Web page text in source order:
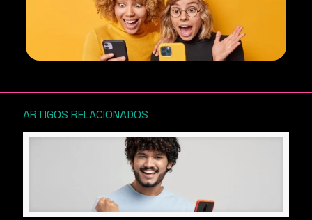
ARTIGOS RELACIONADOS